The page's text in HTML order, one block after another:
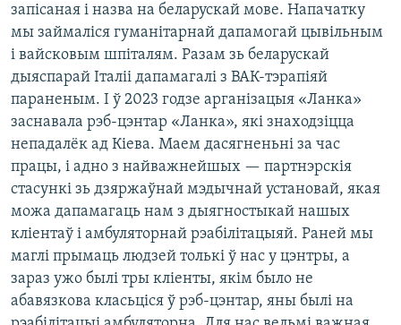
запісаная і назва на беларускай мове. Напачатку
мы займаліся гуманітарнай дапамогай цывільным
і вайсковым шпіталям. Разам зь беларускай
дыяспарай Італіі дапамагалі з ВАК-тэрапіяй
параненым. І ў 2023 годзе арганізацыя «Ланка»
заснавала рэб-цэнтар «Ланка», які знаходзіцца
непадалёк ад Кіева. Маем дасягненьні за час
працы, і адно з найважнейшых — партнэрскія
стасункі зь дзяржаўнай мэдычнай установай, якая
можа дапамагаць нам з дыягностыкай нашых
кліентаў і амбуляторнай рэабілітацыяй. Раней мы
маглі прымаць людзей толькі ў нас у цэнтры, а
зараз ужо былі тры кліенты, якім было не
абавязкова класьціся ў рэб-цэнтар, яны былі на